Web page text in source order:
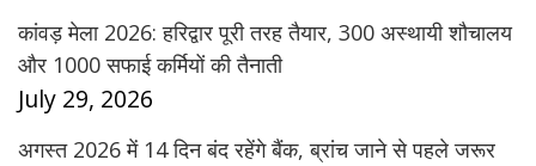
कांवड़ मेला 2026: हरिद्वार पूरी तरह तैयार, 300 अस्थायी शौचालय
और 1000 सफाई कर्मियों की तैनाती
July 29, 2026
अगस्त 2026 में 14 दिन बंद रहेंगे बैंक, ब्रांच जाने से पहले जरूर